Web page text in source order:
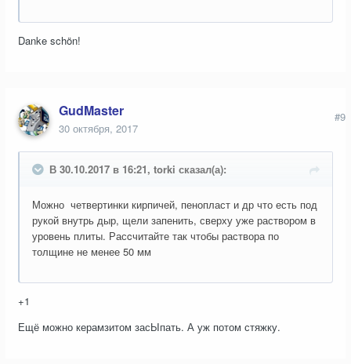
Danke schön!
GudMaster
30 октября, 2017
#9
В 30.10.2017 в 16:21, torki сказал(а):
Можно четвертинки кирпичей, пенопласт и др что есть под
рукой внутрь дыр, щели запенить, сверху уже раствором в
уровень плиты. Расcчитайте так чтобы раствора по
толщине не менее 50 мм
+1
Ещё можно керамзитом засЫпать. А уж потом стяжку.